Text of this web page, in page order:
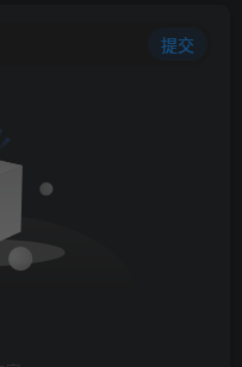
提交